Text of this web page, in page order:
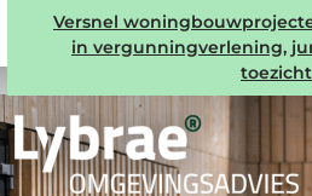
Versnel
in vergunningverlening,